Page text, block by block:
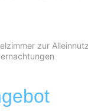
zur